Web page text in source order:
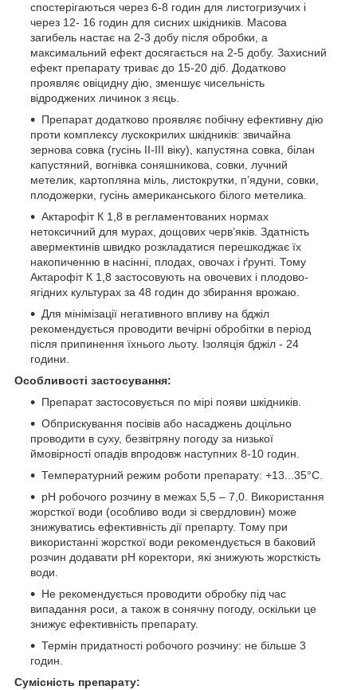
спостерігаються через 6-8 годин для листогризучих і
через 12- 16 годин для сисних шкідників. Масова
загибель настає на 2-3 добу після обробки, а
максимальний ефект досягається на 2-5 добу. Захисний
ефект препарату триває до 15-20 діб. Додатково
проявляє овіцидну дію, зменшує чисельність
відроджених личинок з яєць.
Препарат додатково проявляє побічну ефективну дію
проти комплексу лускокрилих шкідників: звичайна
зернова совка (гусінь ІІ-ІІІ віку), капустяна совка, білан
капустяний, вогнівка соняшникова, совки, лучний
метелик, картопляна міль, листокрутки, п’ядуни, совки,
плодожерки, гусінь американського білого метелика.
Актарофіт К 1,8 в регламентованих нормах
нетоксичний для мурах, дощових черв’яків. Здатність
авермектинів швидко розкладатися перешкоджає їх
накопиченню в насінні, плодах, овочах і ґрунті. Тому
Актарофіт К 1,8 застосовують на овочевих і плодово-
ягідних культурах за 48 годин до збирання врожаю.
Для мінімізації негативного впливу на бджіл
рекомендується проводити вечірні обробітки в період
після припинення їхнього льоту. Ізоляція бджіл - 24
години.
Особливості застосування:
Препарат застосовується по мірі появи шкідників.
Обприскування посівів або насаджень доцільно
проводити в суху, безвітряну погоду за низької
ймовірності опадів впродовж наступних 8-10 годин.
Температурний режим роботи препарату: +13...35°С.
рН робочого розчину в межах 5,5 – 7,0. Використання
жорсткої води (особливо води зі свердловин) може
знижуватись ефективність дії препарту. Тому при
використанні жорсткої води рекомендується в баковий
розчин додавати рН коректори, які знижують жорсткість
води.
Не рекомендується проводити обробку під час
випадання роси, а також в сонячну погоду, оскільки це
знижує ефективність препарату.
Термін придатності робочого розчину: не більше 3
годин.
Сумісність препарату: